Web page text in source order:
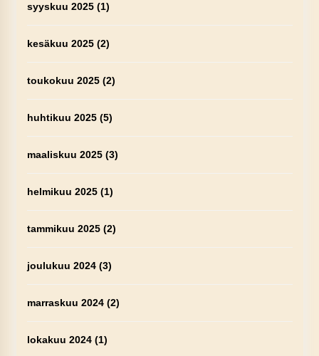
syyskuu 2025(1)
kesäkuu 2025(2)
toukokuu 2025(2)
huhtikuu 2025(5)
maaliskuu 2025(3)
helmikuu 2025(1)
tammikuu 2025(2)
joulukuu 2024(3)
marraskuu 2024(2)
lokakuu 2024(1)